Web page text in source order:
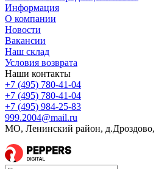
Информация
О компании
Новости
Вакансии
Наш склад
Условия возврата
Наши контакты
+7 (495) 780-41-04
+7 (495) 780-41-04
+7 (495) 984-25-83
999.2004@mail.ru
МО, Ленинский район, д.Дроздово,